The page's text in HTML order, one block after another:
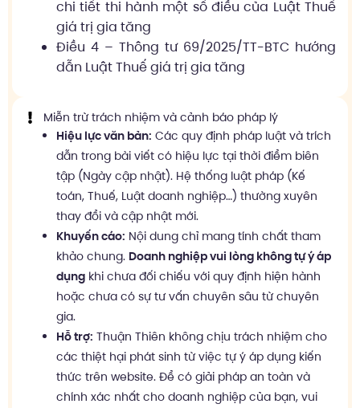
chi tiết thi hành một số điều của Luật Thuế
giá trị gia tăng
Điều 4 – Thông tư 69/2025/TT-BTC hướng
dẫn Luật Thuế giá trị gia tăng
Miễn trừ trách nhiệm và cảnh báo pháp lý
Hiệu lực văn bản: Các quy định pháp luật và trích
dẫn trong bài viết có hiệu lực tại thời điểm biên
tập (Ngày cập nhật). Hệ thống luật pháp (Kế
toán, Thuế, Luật doanh nghiệp…) thường xuyên
thay đổi và cập nhật mới.
Khuyến cáo: Nội dung chỉ mang tính chất tham
khảo chung. Doanh nghiệp vui lòng không tự ý áp
dụng khi chưa đối chiếu với quy định hiện hành
hoặc chưa có sự tư vấn chuyên sâu từ chuyên
gia.
Hỗ trợ: Thuận Thiên không chịu trách nhiệm cho
các thiệt hại phát sinh từ việc tự ý áp dụng kiến
thức trên website. Để có giải pháp an toàn và
chính xác nhất cho doanh nghiệp của bạn, vui